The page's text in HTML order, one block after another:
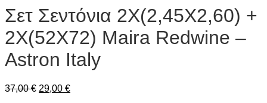
Σετ Σεντόνια 2Χ(2,45Χ2,60) +
2Χ(52Χ72) Maira Redwine –
Astron Italy
37,00€ Original
29,00 €Η